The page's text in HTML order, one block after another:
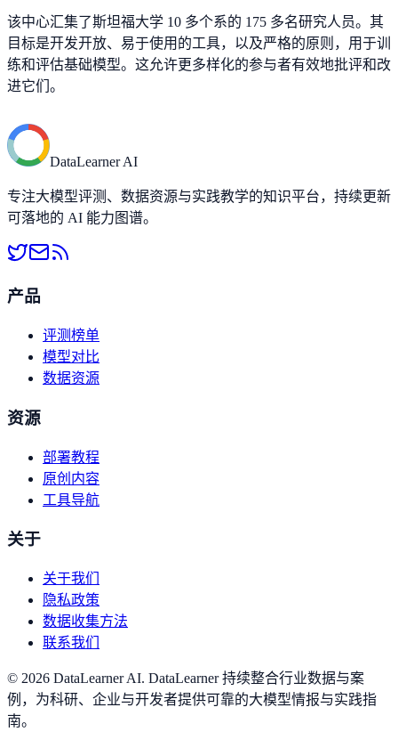
该中心汇集了斯坦福大学 10 多个系的 175 多名研究人员。其
目标是开发开放、易于使用的工具，以及严格的原则，用于训
练和评估基础模型。这允许更多样化的参与者有效地批评和改
进它们。
DataLearner AI
专注大模型评测、数据资源与实践教学的知识平台，持续更新
可落地的 AI 能力图谱。
产品
评测榜单
模型对比
数据资源
资源
部署教程
原创内容
工具导航
关于
关于我们
隐私政策
数据收集方法
联系我们
© 2026 DataLearner AI. DataLearner 持续整合行业数据与案
例，为科研、企业与开发者提供可靠的大模型情报与实践指
南。